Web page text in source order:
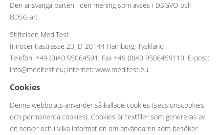
Den ansvariga parten i den mening som avses i DSGVO och
BDSG är:
Stiftelsen MediTest
Innocentiastrasse 23, D-20144 Hamburg, Tyskland
Telefon: +49 (0)40 95064591; Fax +49 (0)40 9506459110; E-post:
info@meditest.eu; Internet: www.meditest.eu
Cookies
Denna webbplats använder så kallade cookies (sessionscookies
och permanenta cookies). Cookies är textfiler som genereras av
en server och i vilka information om användaren som besöker